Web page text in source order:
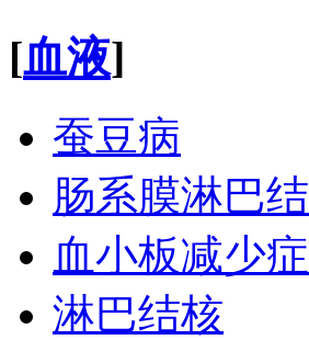
[血液]
蚕豆病
肠系膜淋巴结
血小板减少症
淋巴结核